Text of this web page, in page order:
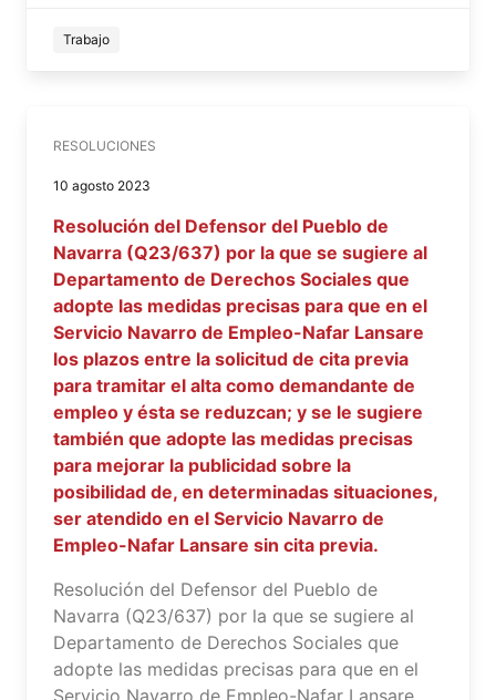
Trabajo
RESOLUCIONES
10 agosto 2023
Resolución del Defensor del Pueblo de
Navarra (Q23/637) por la que se sugiere al
Departamento de Derechos Sociales que
adopte las medidas precisas para que en el
Servicio Navarro de Empleo-Nafar Lansare
los plazos entre la solicitud de cita previa
para tramitar el alta como demandante de
empleo y ésta se reduzcan; y se le sugiere
también que adopte las medidas precisas
para mejorar la publicidad sobre la
posibilidad de, en determinadas situaciones,
ser atendido en el Servicio Navarro de
Empleo-Nafar Lansare sin cita previa.
Resolución del Defensor del Pueblo de
Navarra (Q23/637) por la que se sugiere al
Departamento de Derechos Sociales que
adopte las medidas precisas para que en el